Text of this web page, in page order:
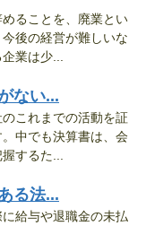
ることを、廃業とい
後の経営が難しいな
業は少...
ない...
これまでの活動を証
中でも決算書は、会
するた...
る法...
給与や退職金の未払